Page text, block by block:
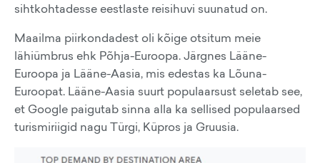
sihtkohtadesse eestlaste reisihuvi suunatud on.
Maailma piirkondadest oli kõige otsitum meie
lähiümbrus ehk Põhja-Euroopa. Järgnes Lääne-
Euroopa ja Lääne-Aasia, mis edestas ka Lõuna-
Euroopat. Lääne-Aasia suurt populaarsust seletab see,
et Google paigutab sinna alla ka sellised populaarsed
turismiriigid nagu Türgi, Küpros ja Gruusia.